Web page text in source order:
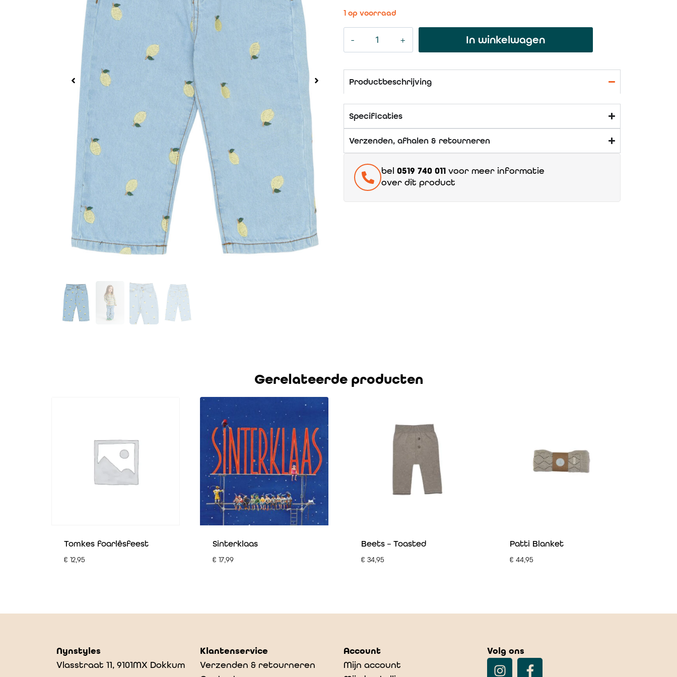
1 op voorraad
In winkelwagen
Productbeschrijving
Specificaties
Verzenden, afhalen & retourneren
bel 0519 740 011 voor meer informatie
over dit product
Gerelateerde producten
Tomkes foarlêsfeest
€ 12,95
Sinterklaas
€ 17,99
Beets – Toasted
€ 34,95
Patti Blanket
€ 44,95
Nynstyles
Vlasstraat 11, 9101MX Dokkum
Klantenservice
Verzenden & retourneren
Account
Mijn account
Volg ons